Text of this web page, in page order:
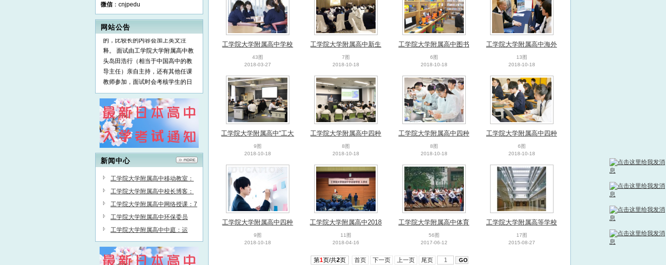
微信：cnjpedu
网站公告
行。 笔试科目为数学和英语，每科
考试时间为50分钟，考试范围为日
本初中教材内容，考试题目是日文
释。 面试由工学院大学附属高中教
头岛田浩行（相当于中国高中的教
导主任）亲自主持，还有其他任课
教师参加，面试时会考核学生的日
进行基本会话程度。 笔试和面试成
绩相加是参加考试同学的总成绩，
并最终决定是否被录取。 想报名参
加考试的同学必须先在中日网－日
本留学网上提交在线留学申请。 申
q 未尽事宜请咨询： 电话：13654
14351 联系人：程老师
新闻中心
工学院大学附属高中移动教室：
边学边玩的一天
工学院大学附属高中校长博客：
在线全校大会和七夕许愿
工学院大学附属高中网络授课：7
年前就配备个人学习电脑
工学院大学附属高中环保委员
会：校舍周边种满鲜花的理由
工学院大学附属高中中庭：运
动、实验的自由空间
工学院大学附属高中学校
官方照片
43图
2018-03-27
工学院大学附属高中新生
教育
7图
2018-10-18
工学院大学附属高中图书
馆
6图
2018-10-18
工学院大学附属高中海外
大学说明会
13图
2018-10-18
工学院大学附属高中“工大
连携—MESH讲座”
9图
2018-10-18
工学院大学附属高中四种
课程之国际课程
8图
2018-10-18
工学院大学附属高中四种
课程之自然科学课程
8图
2018-10-18
工学院大学附属高中四种
课程之文理先进课程·文理
6图
2018-10-18
工学院大学附属高中四种
课程
9图
2018-10-18
工学院大学附属高中2018
年入学仪式
11图
2018-04-16
工学院大学附属高中体育
祭
56图
2017-06-12
工学院大学附属高等学校
综合相册
17图
2015-08-27
第1页/共2页 首页 下一页 上一页 尾页